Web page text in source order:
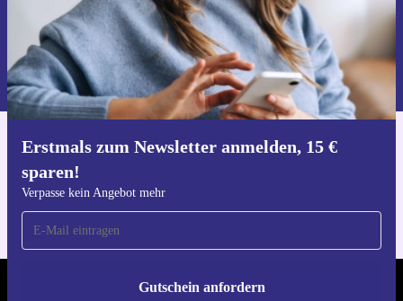
Erstmals zum Newsletter anmelden, 15 €
sparen!
Verpasse kein Angebot mehr
Gutschein anfordern
Gutschein anfordern
Informationen über die Verwendung personenbezogener Daten findest
du in unserer
Datenschutzerklärung.
Hol dir die refurbed-App
REFURBED ÖSTERREICH - RETHINK NEW.